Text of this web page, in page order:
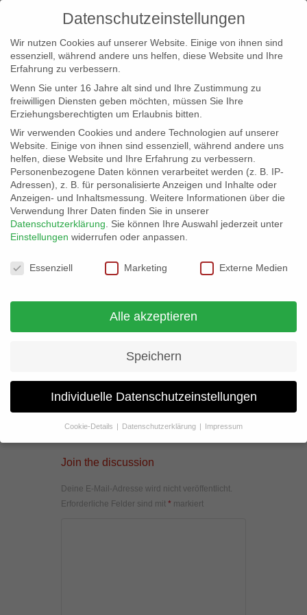
info@erfolgreich-events.de
+4940 46 777 230
ganz nah!
Join the discussion
Deine E-Mail-Adresse wird nicht veröffentlicht.
Erforderliche Felder sind mit * markiert
Datenschutzeinstellungen
Wir nutzen Cookies auf unserer Website. Einige von ihnen sind
essenziell, während andere uns helfen, diese Website und Ihre
Erfahrung zu verbessern.
Wenn Sie unter 16 Jahre alt sind und Ihre Zustimmung zu
freiwilligen Diensten geben möchten, müssen Sie Ihre
Erziehungsberechtigten um Erlaubnis bitten.
Wir verwenden Cookies und andere Technologien auf unserer
Website. Einige von ihnen sind essenziell, während andere uns
helfen, diese Website und Ihre Erfahrung zu verbessern.
Personenbezogene Daten können verarbeitet werden (z. B. IP-
Adressen), z. B. für personalisierte Anzeigen und Inhalte oder
Anzeigen- und Inhaltsmessung. Weitere Informationen über die
Verwendung Ihrer Daten finden Sie in unserer
Datenschutzerklärung
Sie können Ihre Auswahl jederzeit unter
Einstellungen widerrufen oder anpassen.
Datenschutzeinstellungen
Essenziell Marketing Externe Medien
Alle akzeptieren
Speichern
Individuelle Datenschutzeinstellungen
Cookie-Details Datenschutzerklärung Impressum
Datenschutzeinstellungen
Wenn Sie unter 16 Jahre alt sind und Ihre Zustimmung zu
Erziehungsberechtigten um Erlaubnis bitten.
Wir verwenden Cookies und andere Technologien auf unserer